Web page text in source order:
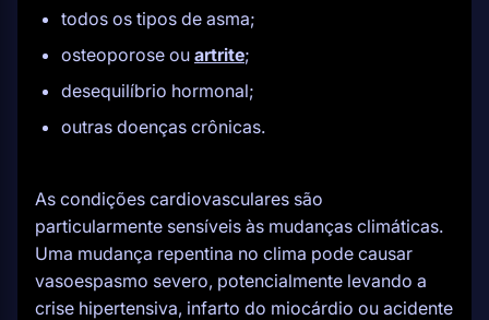
todos os tipos de asma;
osteoporose ou artrite;
desequilíbrio hormonal;
outras doenças crônicas.
As condições cardiovasculares são
particularmente sensíveis às mudanças climáticas.
Uma mudança repentina no clima pode causar
vasoespasmo severo, potencialmente levando a
crise hipertensiva, infarto do miocárdio ou acidente